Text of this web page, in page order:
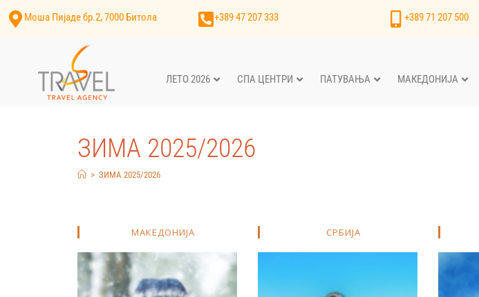
Моша Пијаде бр.2, 7000 Битола +389 47 207 333 +389 71 207 500
ЛЕТО 2026 СПА ЦЕНТРИ ПАТУВАЊА МАКЕДОНИЈА
ЗИМА 2025/2026
> ЗИМА 2025/2026
МАКЕДОНИЈА СРБИЈА